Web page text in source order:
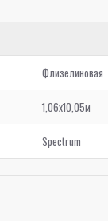
Флизелиновая
1,06x10,05м
Spectrum